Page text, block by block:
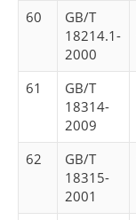
60
GB/T
18214.1-
2000
61
GB/T
18314-
2009
62
GB/T
18315-
2001